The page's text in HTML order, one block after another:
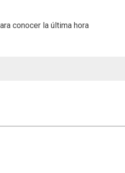
conocer la última hora